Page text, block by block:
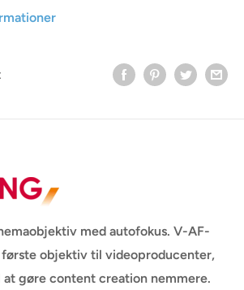
med autofokus. V-AF-
første objektiv til videoproducenter,
gøre content creation nemmere.